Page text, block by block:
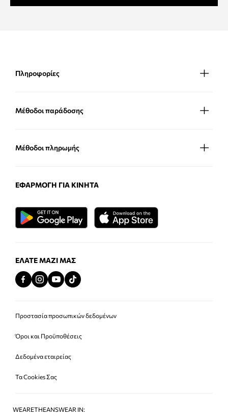
Πληροφορίες
Μέθοδοι παράδοσης
Μέθοδοι πληρωμής
ΕΦΑΡΜΟΓΉ ΓΙΑ ΚΙΝΗΤΆ
ΕΛΆΤΕ ΜΑΖΊ ΜΑΣ
Προστασία προσωπικών δεδομένων
Όροι και Προϋποθέσεις
Δεδομένα εταιρείας
Τα Cookies Σας
WEARETHEANSWEAR IN: